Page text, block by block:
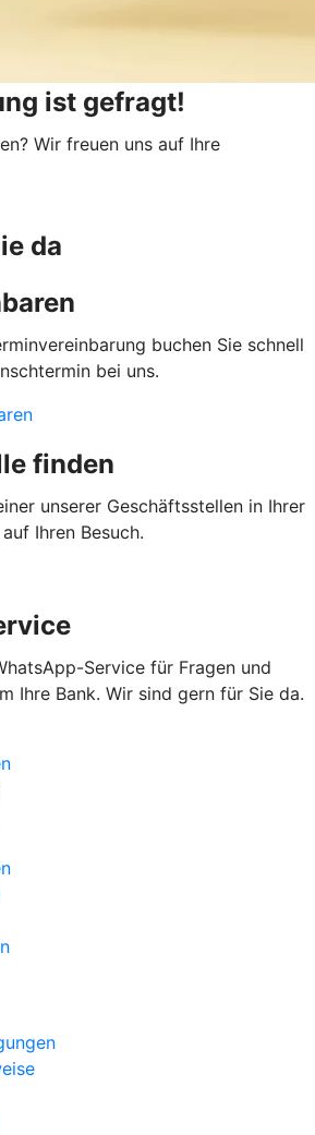
ist gefragt!
Wir freuen uns auf Ihre
da
buchen Sie schnell
bei uns.
finden
unserer Geschäftsstellen in Ihrer
Ihren Besuch.
Service für Fragen und
Ihre Bank. Wir sind gern für Sie da.